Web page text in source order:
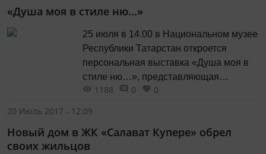
«Душа моя в стиле ню…»
25 июля в 14.00 в Национальном музее
Республики Татарстан откроется
персональная выставка «Душа моя в
стиле ню…», представляющая
художественные работы Врежа
члена Союза художников Армении,
члена казанского отделения Союза
1188 0
0
20 Июль 2017 - 12:09
Новый дом в ЖК «Салават Купере» обрел
своих жильцов